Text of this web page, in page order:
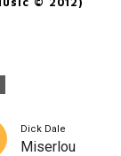
Dick Dale
Miserlou